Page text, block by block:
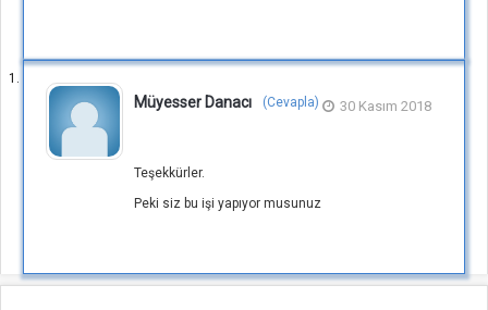
Müyesser Danacı 30 Kasım 2018
(Cevapla)
Teşekkürler.
Peki siz bu işi yapıyor musunuz